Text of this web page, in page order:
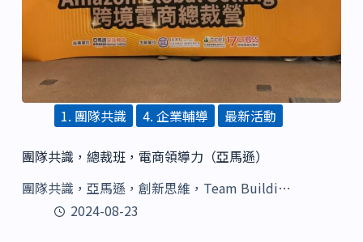
1. 團隊共識 4. 企業輔導 最新活動
團隊共識，總裁班，電商領導力（亞馬遜）
團隊共識，亞馬遜，創新思維，Team Buildi…
2024-08-23